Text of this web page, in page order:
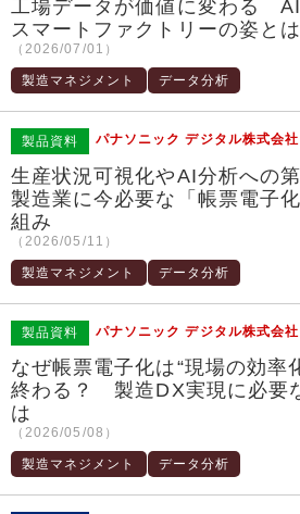
工場データが価値に変わる
スマートファクトリーの姿とは
（2026/07/01）
製造マネジメント データ分析
製品資料 パナソニック デジタル株式会社
生産状況可視化やAI分析への第
製造業に今必要な「帳票電子
組み
（2026/05/11）
製造マネジメント データ分析
製品資料 パナソニック デジタル株式会社
なぜ帳票電子化は“現場の効率
終わる？ 製造DX実現に必要
は
（2026/05/08）
製造マネジメント データ分析